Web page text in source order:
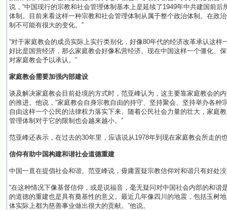
说，“中国现行的宗教和社会管理体制基本上是延续了1949年中共建国前
体制。目前来看这样一种宗教和社会管理体制从属于整个政治体制。在政
制不可能有很大的变化。”
“对于家庭教会的成员实际上实行类别化，好像80年代的经济改革承认这样
好比是国营经济，那么家庭教会好像私营经济。现在中国这样一个僵化、
对家庭教会予以承认。”
家庭教会需要加强内部建设
谈及解决家庭教会目前处境的方式时，范亚峰认为，这主要靠家庭教会的
的推进。他说，“家庭教会自身宗教自由的持守、坚持聚会、坚持举办各种
自由这样一个公民的法律权力落实下来。随着公民社会力量的壮大，家庭
管理体制对于它的限制也会越来越小。”
范亚峰还表示，在过去的30年里，应该说从1978年到现在家庭教会所走的
信仰有助中国构建和谐社会道德重建
中国一直在提倡社会和谐。范亚峰说，毋庸置疑宗教信仰对和谐只有好处
“在这种情况下像基督信仰，或是说福音，毫无疑问对中国社会内部的和谐
的道德的重建也是具有奠基性的意义。最近几年像四川的地震，包括玉树
体实际上都为慈善事业做出很大的贡献。”他说。